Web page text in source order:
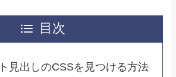
目次
見出しのCSSを見つける方法